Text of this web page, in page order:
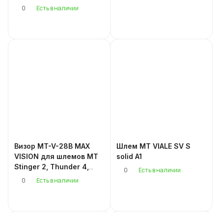
Thunder 3 SV, Mugello
0 Есть в наличии
Визор MT-V-28B MAX
VISION для шлемов MT
Stinger 2, Thunder 4,
Braker SV
0 Есть в наличии
Шлем MT VIALE SV S
solid A1
0
Есть в наличии